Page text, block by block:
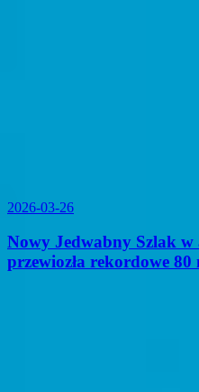
2026-03-26
Nowy Jedwabny Szlak
przewiozła rekordowe